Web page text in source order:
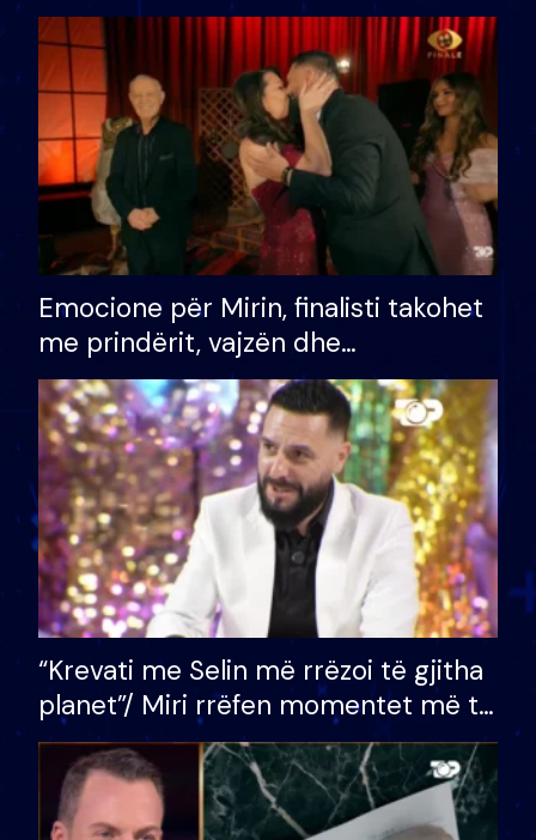
shtëpinë dhe humb mundësinë për
të fituar çmimin e madh
Emocione për Mirin, finalisti takohet
me prindërit, vajzën dhe
bashkëshorten: S’kemi ndonjë letër
divorci apo jo?
“Krevati me Selin më rrëzoi të gjitha
planet”/ Miri rrëfen momentet më të
bukura në shtëpinë e BB VIP: Do më
mungojë zilja e mëngjesit kur…